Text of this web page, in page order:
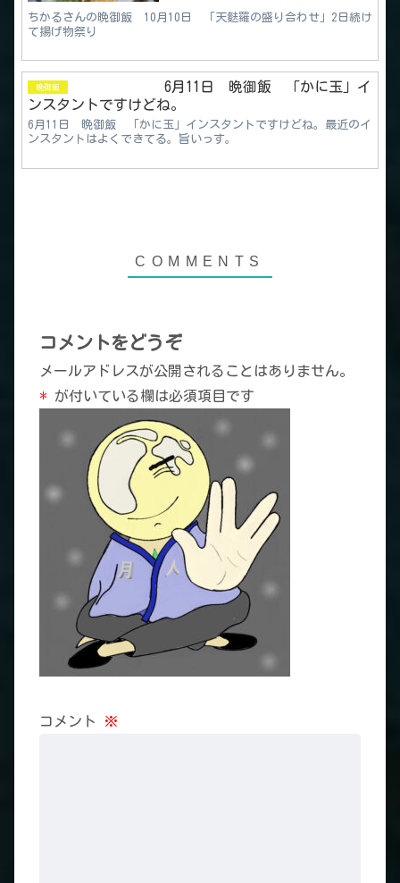
ちかるさんの晩御飯 10月10日 「天麩羅の盛り合わせ」2日続け
て揚げ物祭り
晩御飯
6月11日 晩御飯 「かに玉」イ
ンスタントですけどね。
6月11日 晩御飯 「かに玉」インスタントですけどね。最近のイ
ンスタントはよくできてる。旨いっす。
コメントをどうぞ
メールアドレスが公開されることはありません。
* が付いている欄は必須項目です
コメント ※